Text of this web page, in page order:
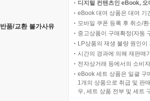
반품/교환 불가사유
디지털 컨텐츠인 eBook,
eBook 대여 상품은 대여 기
모바일 쿠폰 등록 후 취소/
중고상품이 구매확정(자동
LP상품의 재생 불량 원인
시간의 경과에 의해 재판매
전자상거래 등에서의 소비
eBook 세트 상품은 일괄 구
1개의 상품으로 취급 및 판
우, 세트 상품 전부 및 세트